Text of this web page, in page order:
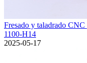
Fresado y taladrado
1100-H14
2025-05-17